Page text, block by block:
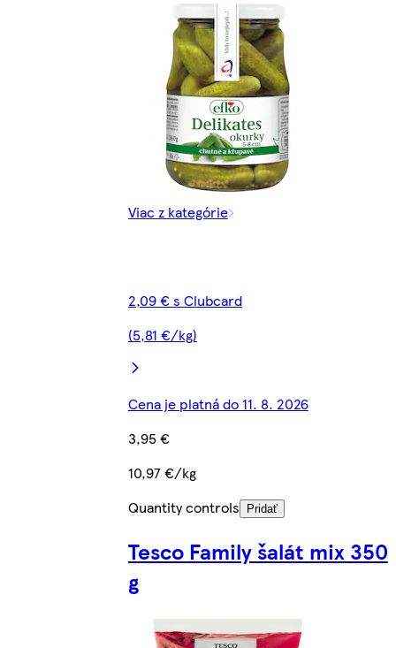
Viac z kategórie
2,09 € s Clubcard
(5,81 €/kg)
Cena je platná do 11. 8. 2026
3,95 €
10,97 €/kg
Quantity controls
Pridať
Tesco Family šalát mix 350
g